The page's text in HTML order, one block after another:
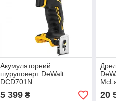
Акумуляторний
шуруповерт DeWalt
DCD701N
5 399₴ 20